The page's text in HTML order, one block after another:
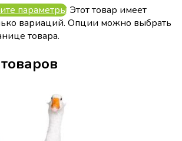
параметры Этот товар имеет
вариаций. Опции можно выбрать
товара.